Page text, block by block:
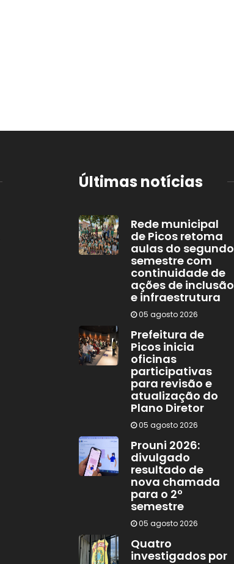
Últimas notícias
Rede municipal
de Picos retoma
aulas do segundo
semestre com
continuidade de
ações de inclusão
e infraestrutura
05 agosto 2026
Prefeitura de
Picos inicia
oficinas
participativas
para revisão e
atualização do
Plano Diretor
05 agosto 2026
Prouni 2026:
divulgado
resultado de
nova chamada
para o 2º
semestre
05 agosto 2026
Quatro
investigados por